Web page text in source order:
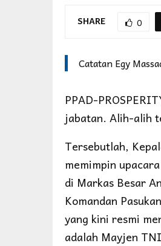
SHARE 0
Catatan Egy
PPAD-
jabatan. Alih-alih
Tersebutlah,
memimpin
di Markas Besar
Komandan
yang kini resmi
adalah Mayjen